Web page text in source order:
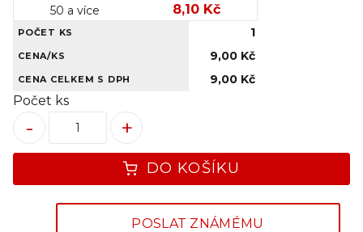
50 a více 8,10 Kč
POČET KS 1
CENA/KS 9,00 Kč
CENA CELKEM S DPH 9,00 Kč
Počet ks
+
-
DO KOŠÍKU
POSLAT ZNÁMÉMU